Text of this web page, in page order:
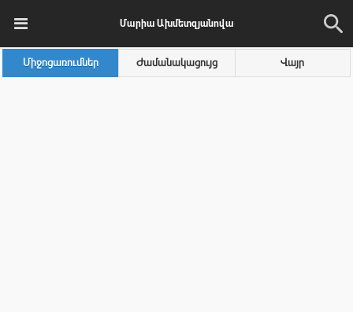
Մարիա Ախմետզյանովա
Միջոցառումներ Ժամանակացույց Վայր